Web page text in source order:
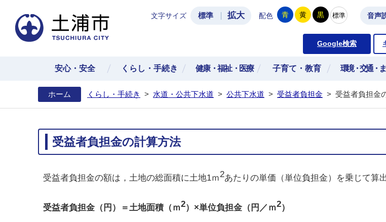
土浦市公式ホームページ
文字サイズ 標準 拡大 配色 青 黄 黒 標準 音声
Google検索
安心・安全 くらし・手続き 健康・福祉・医療 子育て・教育 環境・交通・
ホーム くらし・手続き > 水道・公共下水道 > 公共下水道 > 受益者負担金 > 受益者負担金
受益者負担金の計算方法
受益者負担金の額は，土地の総面積に土地1ｍ2あたりの単価（単位負担金）を乗じて算
受益者負担金（円）＝土地面積（ｍ2）×単位負担金（円／ｍ2）